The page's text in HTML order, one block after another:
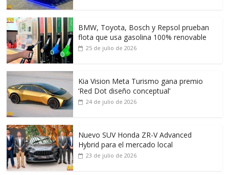
BMW, Toyota, Bosch y Repsol prueban
flota que usa gasolina 100% renovable
25 de julio de 2026
Kia Vision Meta Turismo gana premio
‘Red Dot diseño conceptual’
24 de julio de 2026
Nuevo SUV Honda ZR-V Advanced
Hybrid para el mercado local
23 de julio de 2026